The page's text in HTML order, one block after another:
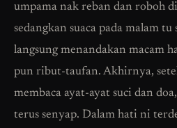
umpama nak reban dan roboh
sedangkan suaca pada malam tu
langsung menandakan macam
pun ribut-taufan. Akhirnya,
membaca ayat-ayat suci dan
terus senyap. Dalam hati ni